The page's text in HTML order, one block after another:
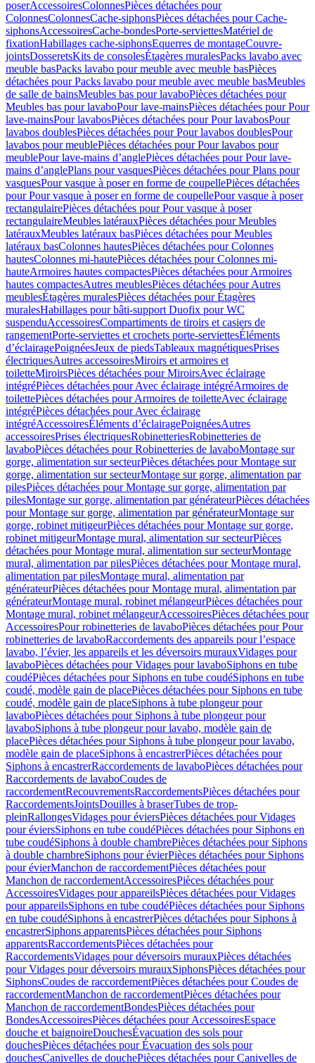
poserAccessoiresColonnesPièces détachées pour
ColonnesColonnesCache-siphonsPièces détachées pour Cache-
siphonsAccessoiresCache-bondesPorte-serviettesMatériel de
fixationHabillages cache-siphonsEquerres de montageCouvre-
jointsDosseretsKits de consolesÉtagères muralesPacks lavabo avec
meuble basPacks lavabo pour meuble avec meuble basPièces
détachées pour Packs lavabo pour meuble avec meuble basMeubles
de salle de bainsMeubles bas pour lavaboPièces détachées pour
Meubles bas pour lavaboPour lave-mainsPièces détachées pour Pour
lave-mainsPour lavabosPièces détachées pour Pour lavabosPour
lavabos doublesPièces détachées pour Pour lavabos doublesPour
lavabos pour meublePièces détachées pour Pour lavabos pour
meublePour lave-mains d’anglePièces détachées pour Pour lave-
mains d’anglePlans pour vasquesPièces détachées pour Plans pour
vasquesPour vasque à poser en forme de coupellePièces détachées
pour Pour vasque à poser en forme de coupellePour vasque à poser
rectangulairePièces détachées pour Pour vasque à poser
rectangulaireMeubles latérauxPièces détachées pour Meubles
latérauxMeubles latéraux basPièces détachées pour Meubles
latéraux basColonnes hautesPièces détachées pour Colonnes
hautesColonnes mi-hautePièces détachées pour Colonnes mi-
hauteArmoires hautes compactesPièces détachées pour Armoires
hautes compactesAutres meublesPièces détachées pour Autres
meublesÉtagères muralesPièces détachées pour Étagères
muralesHabillages pour bâti-support Duofix pour WC
suspenduAccessoiresCompartiments de tiroirs et casiers de
rangementPorte-serviettes et crochets porte-serviettesÉléments
d’éclairagePoignéesJeux de piedsTableaux magnétiquesPrises
électriquesAutres accessoiresMiroirs et armoires et
toiletteMiroirsPièces détachées pour MiroirsAvec éclairage
intégréPièces détachées pour Avec éclairage intégréArmoires de
toilettePièces détachées pour Armoires de toiletteAvec éclairage
intégréPièces détachées pour Avec éclairage
intégréAccessoiresÉléments d’éclairagePoignéesAutres
accessoiresPrises électriquesRobinetteriesRobinetteries de
lavaboPièces détachées pour Robinetteries de lavaboMontage sur
gorge, alimentation sur secteurPièces détachées pour Montage sur
gorge, alimentation sur secteurMontage sur gorge, alimentation par
pilesPièces détachées pour Montage sur gorge, alimentation par
pilesMontage sur gorge, alimentation par générateurPièces détachées
pour Montage sur gorge, alimentation par générateurMontage sur
gorge, robinet mitigeurPièces détachées pour Montage sur gorge,
robinet mitigeurMontage mural, alimentation sur secteurPièces
détachées pour Montage mural, alimentation sur secteurMontage
mural, alimentation par pilesPièces détachées pour Montage mural,
alimentation par pilesMontage mural, alimentation par
générateurPièces détachées pour Montage mural, alimentation par
générateurMontage mural, robinet mélangeurPièces détachées pour
Montage mural, robinet mélangeurAccessoiresPièces détachées pour
AccessoiresPour robinetteries de lavaboPièces détachées pour Pour
robinetteries de lavaboRaccordements des appareils pour l’espace
lavabo, l’évier, les appareils et les déversoirs murauxVidages pour
lavaboPièces détachées pour Vidages pour lavaboSiphons en tube
coudéPièces détachées pour Siphons en tube coudéSiphons en tube
coudé, modèle gain de placePièces détachées pour Siphons en tube
coudé, modèle gain de placeSiphons à tube plongeur pour
lavaboPièces détachées pour Siphons à tube plongeur pour
lavaboSiphons à tube plongeur pour lavabo, modèle gain de
placePièces détachées pour Siphons à tube plongeur pour lavabo,
modèle gain de placeSiphons à encastrerPièces détachées pour
Siphons à encastrerRaccordements de lavaboPièces détachées pour
Raccordements de lavaboCoudes de
raccordementRecouvrementsRaccordementsPièces détachées pour
RaccordementsJointsDouilles à braserTubes de trop-
pleinRallongesVidages pour éviersPièces détachées pour Vidages
pour éviersSiphons en tube coudéPièces détachées pour Siphons en
tube coudéSiphons à double chambrePièces détachées pour Siphons
à double chambreSiphons pour évierPièces détachées pour Siphons
pour évierManchon de raccordementPièces détachées pour
Manchon de raccordementAccessoiresPièces détachées pour
AccessoiresVidages pour appareilsPièces détachées pour Vidages
pour appareilsSiphons en tube coudéPièces détachées pour Siphons
en tube coudéSiphons à encastrerPièces détachées pour Siphons à
encastrerSiphons apparentsPièces détachées pour Siphons
apparentsRaccordementsPièces détachées pour
RaccordementsVidages pour déversoirs murauxPièces détachées
pour Vidages pour déversoirs murauxSiphonsPièces détachées pour
SiphonsCoudes de raccordementPièces détachées pour Coudes de
raccordementManchon de raccordementPièces détachées pour
Manchon de raccordementBondesPièces détachées pour
BondesAccessoiresPièces détachées pour AccessoiresEspace
douche et baignoireDouchesÉvacuation des sols pour
douchesPièces détachées pour Évacuation des sols pour
douchesCanivelles de douchePièces détachées pour Canivelles de